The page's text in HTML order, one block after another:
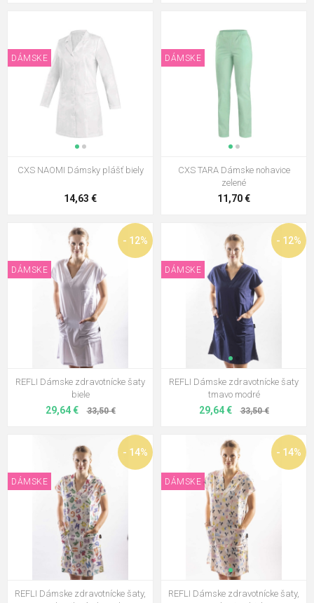
DÁMSKE
CXS NAOMI Dámsky plášť biely
14,63 €
DÁMSKE
CXS TARA Dámske nohavice
zelené
11,70 €
- 12%
DÁMSKE
REFLI Dámske zdravotnícke šaty
biele
29,64 € 33,50 €
- 12%
DÁMSKE
REFLI Dámske zdravotnícke šaty
tmavo modré
29,64 € 33,50 €
- 14%
DÁMSKE
REFLI Dámske zdravotnícke šaty,
- 14%
DÁMSKE
REFLI Dámske zdravotnícke šaty,